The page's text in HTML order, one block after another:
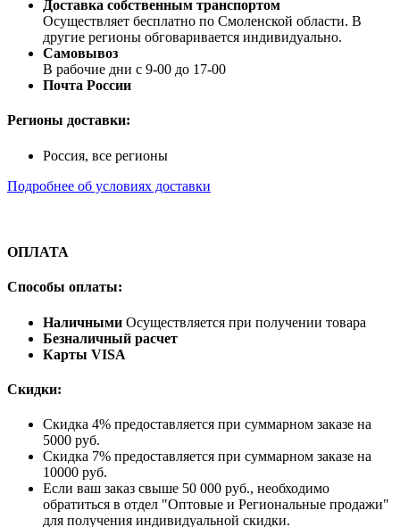
Доставка собственным транспортом
Осуществляет бесплатно по Смоленской области. В
другие регионы обговаривается индивидуально.
Самовывоз
В рабочие дни с 9-00 до 17-00
Почта России
Регионы доставки:
Россия, все регионы
Подробнее об условиях доставки
ОПЛАТА
Способы оплаты:
Наличными Осуществляется при получении товара
Безналичный расчет
Карты VISA
Скидки:
Скидка 4% предоставляется при суммарном заказе на
5000 руб.
Скидка 7% предоставляется при суммарном заказе на
10000 руб.
Если ваш заказ свыше 50 000 руб., необходимо
обратиться в отдел "Оптовые и Региональные продажи"
для получения индивидуальной скидки.